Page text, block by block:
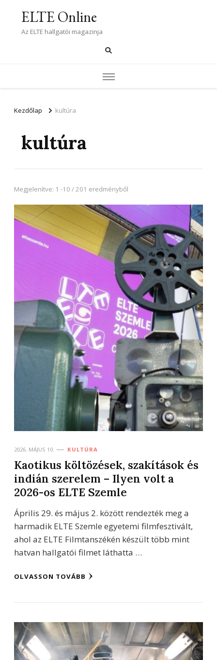
ELTE Online
Az ELTE hallgatói magazinja
Kezdőlap kultúra
kultúra
Megjelenítve: 1 -10 / 201 eredményből
2026. MÁJUS 10. KULTÚRA
Kaotikus költözések, szakítások és
indián szerelem – Ilyen volt a
2026-os ELTE Szemle
Április 29. és május 2. között rendezték meg a
harmadik ELTE Szemle egyetemi filmfesztivált,
ahol az ELTE Filmtanszékén készült több mint
hatvan hallgatói filmet láthatta …
OLVASSON TOVÁBB